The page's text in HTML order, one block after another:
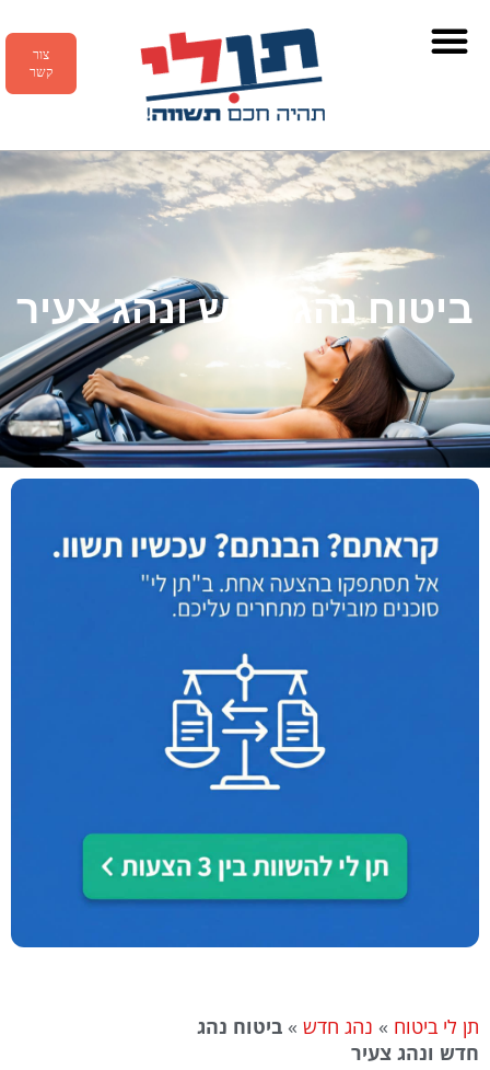
צור
קשר
ביטוח נהג חדש ונהג צעיר
תן לי ביטוח » נהג חדש » ביטוח נהג
חדש ונהג צעיר